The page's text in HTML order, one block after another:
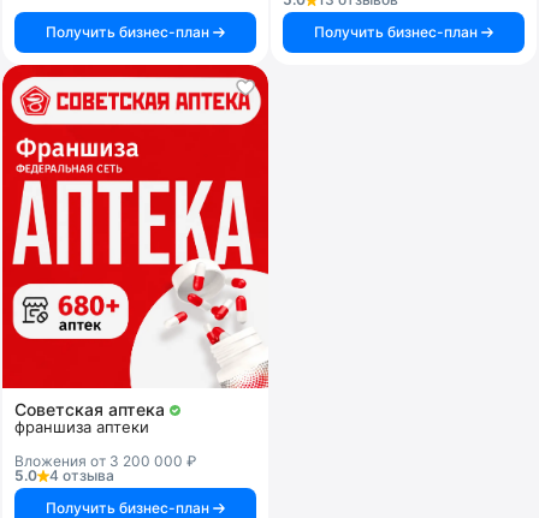
Получить бизнес-план
Получить бизнес-план
Советская аптека
франшиза аптеки
Вложения от 3 200 000 ₽
5.0
4 отзыва
Получить бизнес-план